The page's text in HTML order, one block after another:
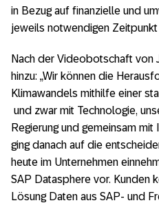
in Bezug auf finanzielle und
jeweils notwendigen Zeitpunkt
Nach der Videobotschaft von
hinzu: „Wir können die
Klimawandels mithilfe einer
und zwar mit Technologie,
Regierung und gemeinsam mit
ging danach auf die
heute im Unternehmen
SAP Datasphere vor. Kunden
Lösung Daten aus SAP- und